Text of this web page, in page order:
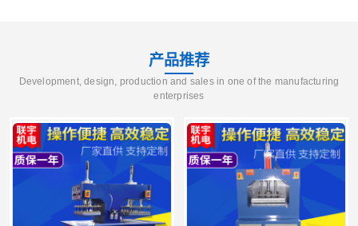
产品推荐
Development, design, production and sales in one of the manufacturing
enterprises